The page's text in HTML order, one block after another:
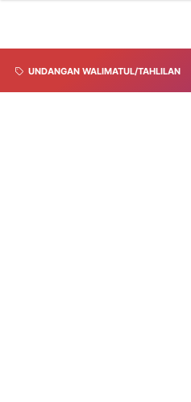
UNDANGAN WALIMATUL/TAHLILAN